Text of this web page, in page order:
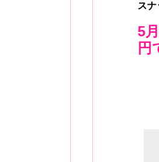
ス
5
円